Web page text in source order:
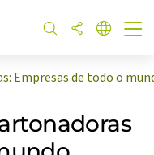
Empresas de todo o